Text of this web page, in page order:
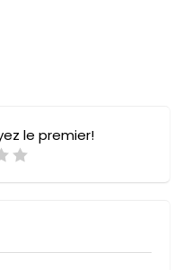
le premier!